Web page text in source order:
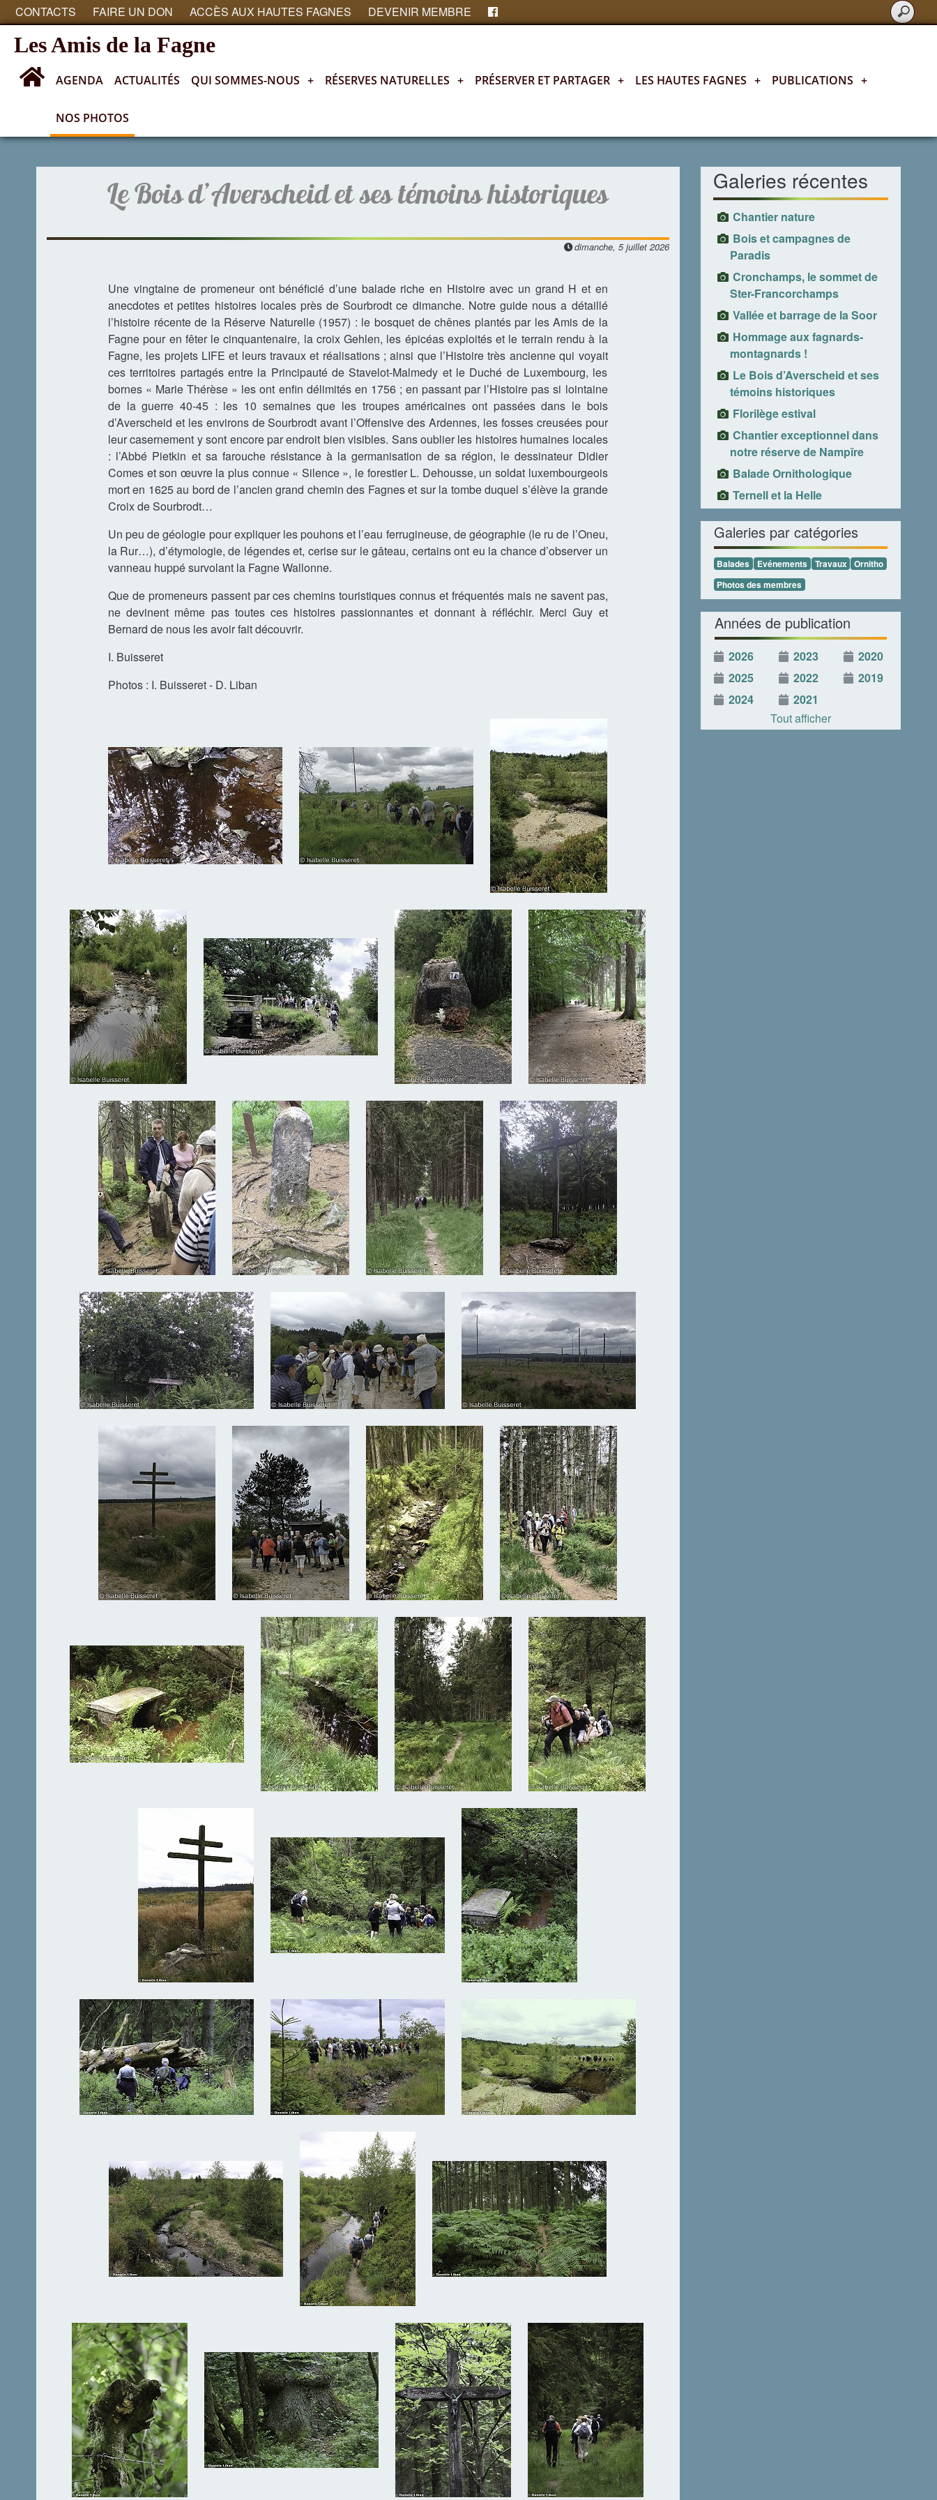
CONTACTS FAIRE UN DON ACCÈS AUX HAUTES FAGNES DEVENIR MEMBRE
Les Amis de la Fagne
AGENDA ACTUALITÉS QUI SOMMES-NOUS + RÉSERVES NATURELLES + PRÉSERVER ET PARTAGER + LES HAUTES FAGNES + PUBLICATIONS +
NOS PHOTOS
Nos photos
Le Bois d’Averscheid et ses témoins historiques
dimanche, 5 juillet 2026
Une vingtaine de promeneur ont bénéficié d’une balade riche en Histoire avec un grand H et en
anecdotes et petites histoires locales près de Sourbrodt ce dimanche. Notre guide nous a détaillé
l’histoire récente de la Réserve Naturelle (1957) : le bosquet de chênes plantés par les Amis de la
Fagne pour en fêter le cinquantenaire, la croix Gehlen, les épicéas exploités et le terrain rendu à la
Fagne, les projets LIFE et leurs travaux et réalisations ; ainsi que l’Histoire très ancienne qui voyait
ces territoires partagés entre la Principauté de Stavelot-Malmedy et le Duché de Luxembourg, les
bornes « Marie Thérèse » les ont enfin délimités en 1756 ; en passant par l’Histoire pas si lointaine
de la guerre 40-45 : les 10 semaines que les troupes américaines ont passées dans le bois
d’Averscheid et les environs de Sourbrodt avant l’Offensive des Ardennes, les fosses creusées pour
leur casernement y sont encore par endroit bien visibles. Sans oublier les histoires humaines locales
: l’Abbé Pietkin et sa farouche résistance à la germanisation de sa région, le dessinateur Didier
Comes et son œuvre la plus connue « Silence », le forestier L. Dehousse, un soldat luxembourgeois
mort en 1625 au bord de l’ancien grand chemin des Fagnes et sur la tombe duquel s’élève la grande
Croix de Sourbrodt…
Un peu de géologie pour expliquer les pouhons et l’eau ferrugineuse, de géographie (le ru de l’Oneu,
la Rur…), d’étymologie, de légendes et, cerise sur le gâteau, certains ont eu la chance d’observer un
vanneau huppé survolant la Fagne Wallonne.
Que de promeneurs passent par ces chemins touristiques connus et fréquentés mais ne savent pas,
ne devinent même pas toutes ces histoires passionnantes et donnant à réfléchir. Merci Guy et
Bernard de nous les avoir fait découvrir.
I. Buisseret
Photos : I. Buisseret - D. Liban
Galeries récentes
Chantier nature
Bois et campagnes de
Paradis
Cronchamps, le sommet de
Ster-Francorchamps
Vallée et barrage de la Soor
Hommage aux fagnards-
montagnards !
Le Bois d’Averscheid et ses
témoins historiques
Florilège estival
Chantier exceptionnel dans
notre réserve de Nampîre
Balade Ornithologique
Ternell et la Helle
Galeries par catégories
Balades Evénements Travaux Ornitho
Photos des membres
Années de publication
2026
2025
2024
2023
2022
2021
2020
2019
Tout afficher